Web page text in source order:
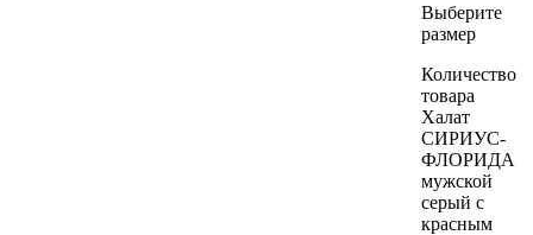
Выберите
размер
Количество
товара
Халат
СИРИУС-
ФЛОРИДА
мужской
серый с
красным